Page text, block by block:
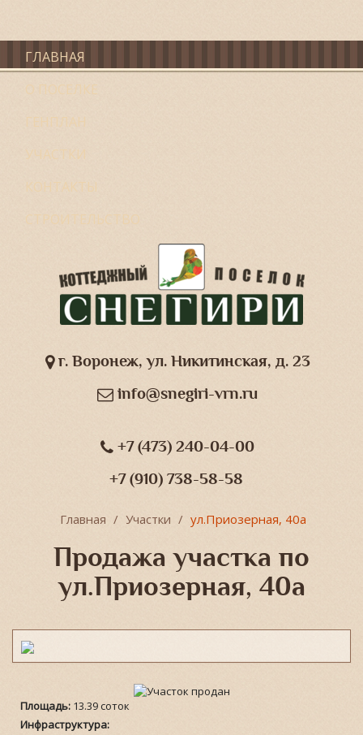
ГЛАВНАЯ
О ПОСЕЛКЕ
ГЕНПЛАН
УЧАСТКИ
КОНТАКТЫ
СТРОИТЕЛЬСТВО
г. Воронеж, ул. Никитинская, д. 23
info@snegiri-vrn.ru
+7 (473) 240-04-00
+7 (910) 738-58-58
Главная Участки ул.Приозерная, 40а
Продажа участка по
ул.Приозерная, 40а
Площадь: 13.39 соток
Инфраструктура: